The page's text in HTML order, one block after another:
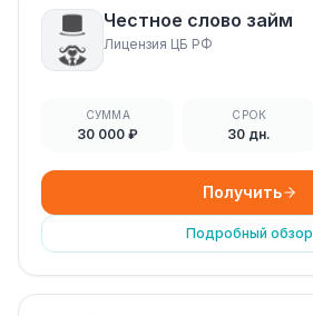
Честное слово займ
Лицензия ЦБ РФ
СУММА
30 000 ₽
СРОК
30 дн.
Получить
Подробный обзор